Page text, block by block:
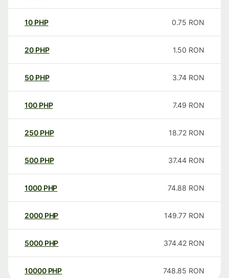
10 PHP 0.75 RON
20 PHP 1.50 RON
50 PHP 3.74 RON
100 PHP 7.49 RON
250 PHP 18.72 RON
500 PHP 37.44 RON
1000 PHP 74.88 RON
2000 PHP 149.77 RON
5000 PHP 374.42 RON
10000 PHP 748.85 RON